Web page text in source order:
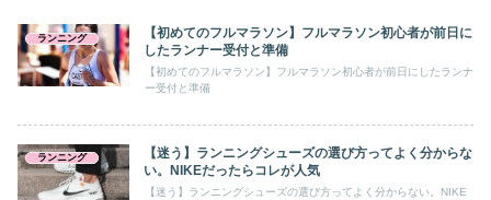
ランニング
【初めてのフルマラソン】フルマラソン初心者が前日に
したランナー受付と準備
【初めてのフルマラソン】フルマラソン初心者が前日にしたランナ
ー受付と準備
ランニング
【迷う】ランニングシューズの選び方ってよく分からな
い。NIKEだったらコレが人気
【迷う】ランニングシューズの選び方ってよく分からない。NIKE